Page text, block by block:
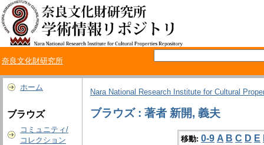
奈良文化財研究所
ホーム
ブラウズ
コミュニティ/
コレクション
Nara National Research Institute for Cultural
ブラウズ : 著者 新開, 義夫
移動: 0-9 A B C D E